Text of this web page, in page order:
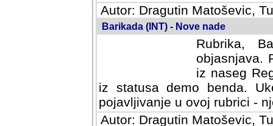
Autor: Dragutin Matoševic,
Barikada (INT) - Nove nade
Rubrika,
objasnjava.
iz naseg
iz statusa demo benda.
pojavljivanje u ovoj rubrici -
Autor: Dragutin Matoševic,